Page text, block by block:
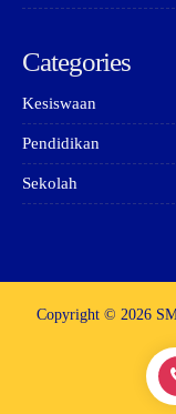
Categories
Kesiswaan
Pendidikan
Sekolah
Copyright © 2026